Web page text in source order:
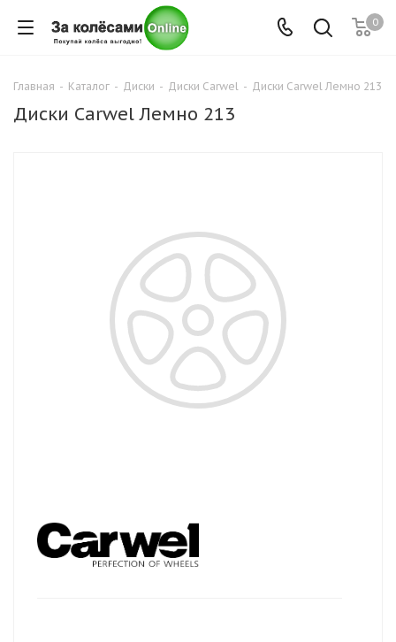
0
Главная - Каталог - Диски - Диски Carwel - Диски Carwel Лемно 213
Диски Carwel Лемно 213